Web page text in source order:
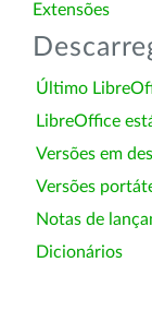
Extensões
Último
LibreOffice
Versões em
Versões
Notas de
Dicionários